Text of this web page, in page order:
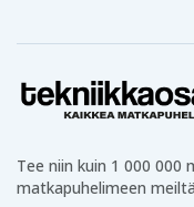
Tee niin kuin 1 000 000
matkapuhelimeen